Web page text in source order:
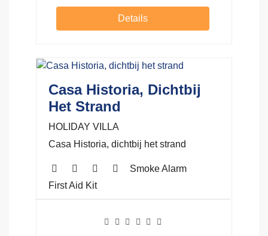
Details
Casa Historia, Dichtbij
Het Strand
HOLIDAY VILLA
Casa Historia, dichtbij het strand
Smoke Alarm
First Aid Kit